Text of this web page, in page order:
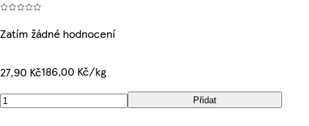
Zatím žádné hodnocení
27,90 Kč186,00 Kč/kg
Přidat